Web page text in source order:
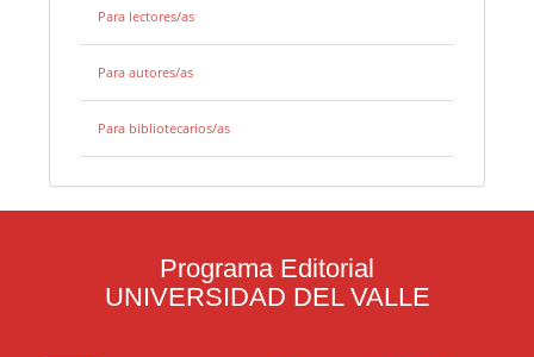
Para lectores/as
Para autores/as
Para bibliotecarios/as
Programa Editorial
UNIVERSIDAD DEL VALLE